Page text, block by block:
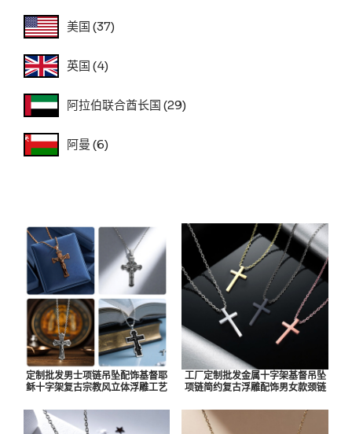
美国 (37)
英国 (4)
阿拉伯联合酋长国 (29)
阿曼 (6)
定制批发男士项链吊坠配饰基督耶
稣十字架复古宗教风立体浮雕工艺
工厂定制批发金属十字架基督吊坠
项链简约复古浮雕配饰男女款颈链